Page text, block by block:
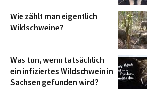
Wie zählt man eigentlich
Wildschweine?
Was tun, wenn tatsächlich
ein infiziertes Wildschwein in
Sachsen gefunden wird?